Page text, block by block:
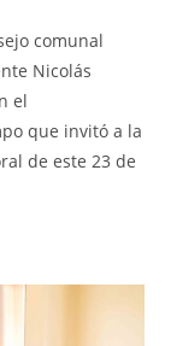
comunal
Nicolás
el
que invitó a la
de este 23 de